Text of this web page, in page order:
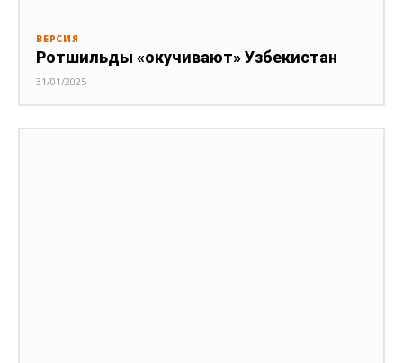
ВЕРСИЯ
Ротшильды «окучивают» Узбекистан
31/01/2025